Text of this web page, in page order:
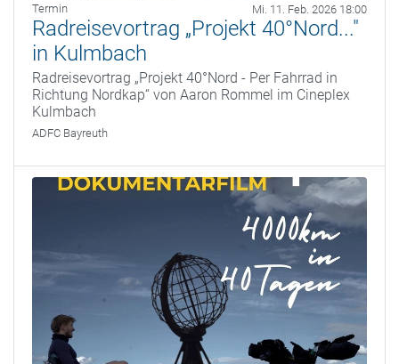
Termin Mi. 11. Feb. 2026 18:00
Radreisevortrag „Projekt 40°Nord..."
in Kulmbach
Radreisevortrag „Projekt 40°Nord - Per Fahrrad in
Richtung Nordkap“ von Aaron Rommel im Cineplex
Kulmbach
ADFC Bayreuth